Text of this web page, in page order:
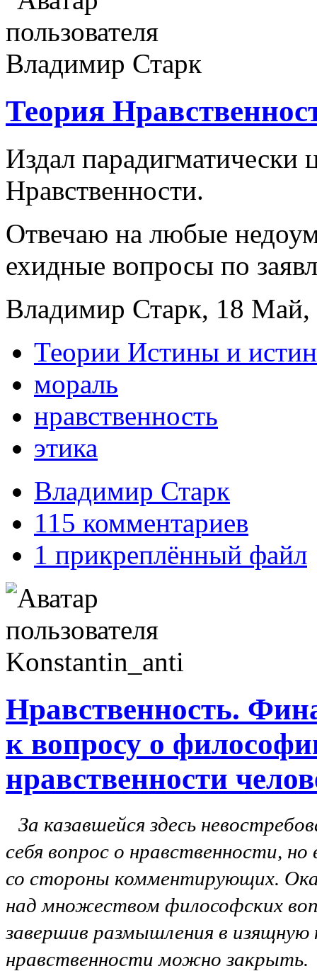
Теория
Издал парадигматически
Нравственности.
Отвечаю на любые
ехидные вопросы по
Владимир Старк, 18 Май,
Теории Истины и
мораль
нравственность
этика
Владимир Старк
115 комментариев
1 прикреплённый файл
Нравственность.
к вопросу о
нравственности
За казавшейся здесь
себя вопрос о нравственности,
со стороны комментирующих.
над множеством философских
завершив размышления в
нравственности можно закрыть.